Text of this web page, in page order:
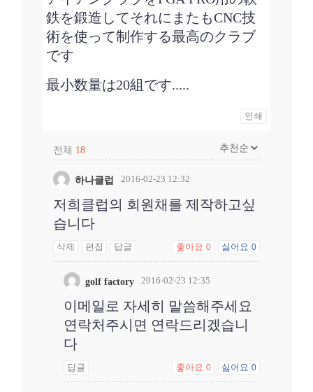
鉄を鍛造してそれにまたもCNC技
術を使って制作する最高のクラブ
です
最小数量は20組です.....
인쇄
전체 18
하나클럽 2016-02-23 12:32
저희클럽의 회원채를 제작하고싶
습니다
삭제 편집 답글 좋아요0 싫어요0
golf factory 2016-02-23 12:35
이메일로 자세히 말씀해주세요
연락처주시면 연락드리겠습니
다
답글 좋아요0 싫어요0